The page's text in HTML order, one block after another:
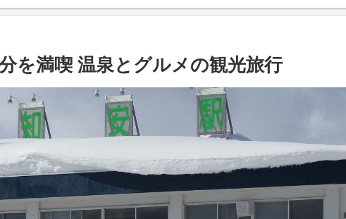
を満喫 温泉とグルメの観光旅行